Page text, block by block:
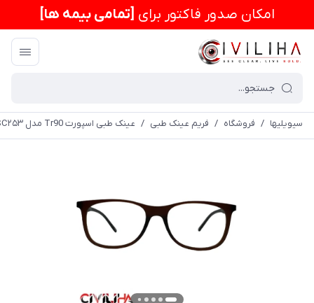
امكان صدور فاکتور برای [تمامی بیمه ها]
سیویلیها / فروشگاه / فریم عینک طبی / عینک طبی اسپورت Tr90 مدل DSC۲۵۳